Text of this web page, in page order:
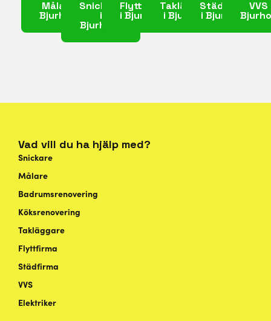
Målare i
Bjurholm
Snickare
i
Bjurholm
Flyttfirma
i Bjurholm
Takläggare
i Bjurholm
Städfirma
i Bjurholm
VVS
Vad vill du ha hjälp med?
Snickare
Målare
Badrumsrenovering
Köksrenovering
Takläggare
Flyttfirma
Städfirma
VVS
Elektriker